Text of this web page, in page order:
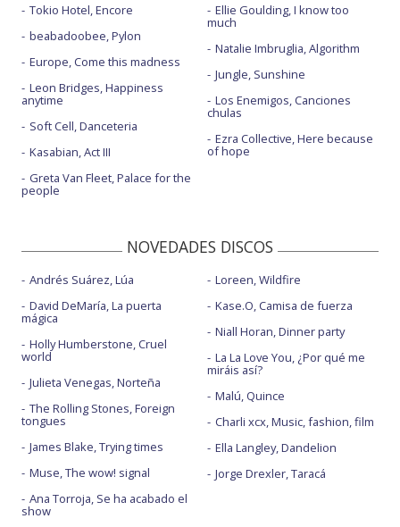
Tokio Hotel, Encore
beabadoobee, Pylon
Europe, Come this madness
Leon Bridges, Happiness
anytime
Soft Cell, Danceteria
Kasabian, Act III
Greta Van Fleet, Palace for the
people
Ellie Goulding, I know too
much
Natalie Imbruglia, Algorithm
Jungle, Sunshine
Los Enemigos, Canciones
chulas
Ezra Collective, Here because
of hope
NOVEDADES DISCOS
Andrés Suárez, Lúa
David DeMaría, La puerta
mágica
Holly Humberstone, Cruel
world
Julieta Venegas, Norteña
The Rolling Stones, Foreign
tongues
James Blake, Trying times
Muse, The wow! signal
Ana Torroja, Se ha acabado el
show
Loreen, Wildfire
Kase.O, Camisa de fuerza
Niall Horan, Dinner party
La La Love You, ¿Por qué me
miráis así?
Malú, Quince
Charli xcx, Music, fashion, film
Ella Langley, Dandelion
Jorge Drexler, Taracá